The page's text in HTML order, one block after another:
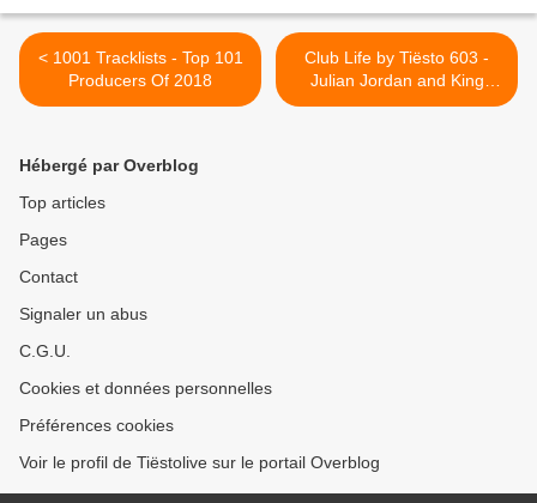
< 1001 Tracklists - Top 101
Producers Of 2018
Club Life by Tiësto 603 -
Julian Jordan and King
Arthur guestmix - october
Hébergé par Overblog
Top articles
Pages
Contact
Signaler un abus
C.G.U.
Cookies et données personnelles
Préférences cookies
Voir le profil de Tiëstolive sur le portail Overblog